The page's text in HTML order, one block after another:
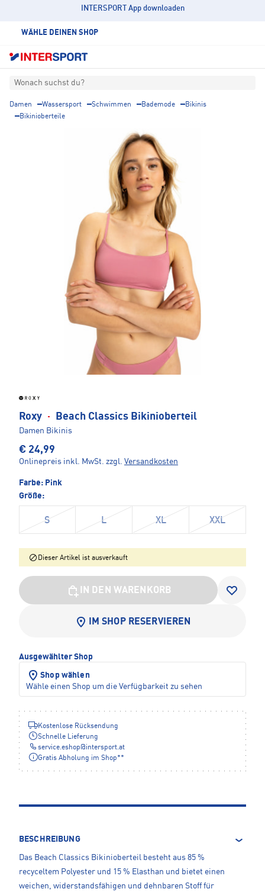
INTERSPORT App downloaden
WÄHLE DEINEN SHOP
Wonach suchst du?
Damen Wassersport Schwimmen Bademode
Bikinis
Bikinioberteile
Roxy · Beach Classics Bikinioberteil
Damen Bikinis
€ 24,99
Onlinepreis inkl. MwSt. zzgl. Versandkosten
Farbe: Pink
Größe:
S L XL XXL
Dieser Artikel ist ausverkauft
IN DEN WARENKORB
IM SHOP RESERVIEREN
Ausgewählter Shop
Shop wählen
Wähle einen Shop um die Verfügbarkeit zu sehen
Kostenlose Rücksendung
Schnelle Lieferung
service.eshop@ intersport.at
Gratis Abholung im Shop**
BESCHREIBUNG
Das Beach Classics Bikinioberteil besteht aus 85 %
recyceltem Polyester und 15 % Elasthan und bietet einen
weichen, widerstandsfähigen und dehnbaren Stoff für